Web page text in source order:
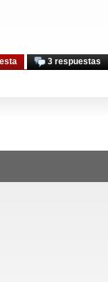
3 respuestas